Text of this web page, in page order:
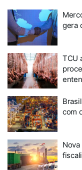
gera
TCU
com